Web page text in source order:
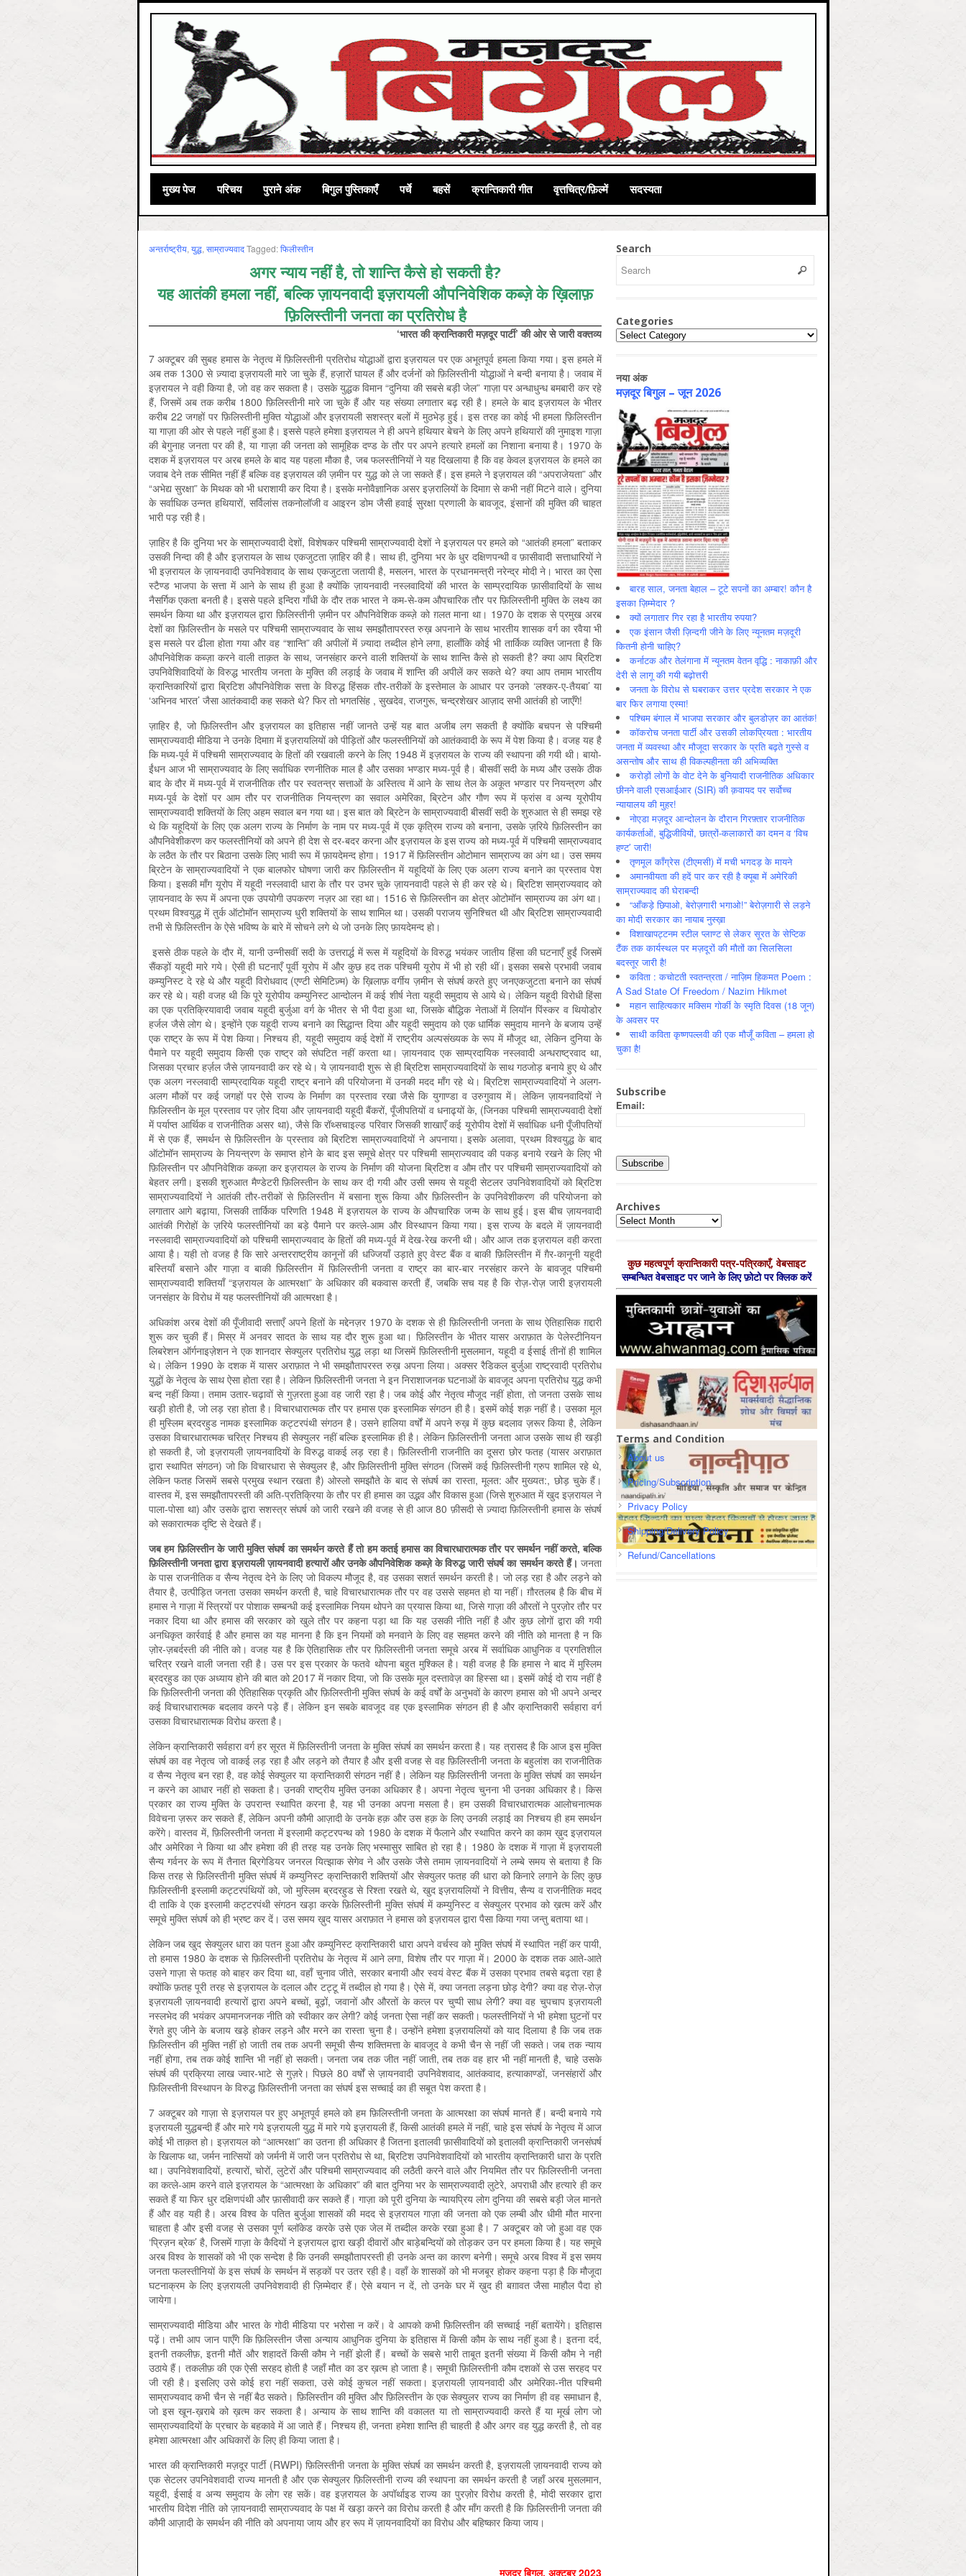
मुख्‍य पेज परिचय पुराने अंक बिगुल पुस्तिकाएँ पर्चे बहसें क्रान्तिकारी गीत वृत्तचित्र/फ़िल्में सदस्यता
अन्तर्राष्ट्रीय, युद्ध, साम्राज्‍यवादTagged:फिलीस्‍तीन
अगर न्याय नहीं है, तो शान्ति कैसे हो सकती है?
यह आतंकी हमला नहीं, बल्कि ज़ायनवादी इज़रायली औपनिवेशिक कब्ज़े के ख़िलाफ़
फ़िलिस्तीनी जनता का प्रतिरोध है
‘भारत की क्रान्तिकारी मज़दूर पार्टी’की ओर सेजारी वक्तव्य
7 अक्टूबर की सुबह हमास के नेतृत्व में फ़िलिस्तीनी प्रतिरोध योद्धाओं द्वारा इज़रायल पर एक अभूतपूर्व हमला किया गया। इस हमले में
अब तक 1300 से ज़्यादा इज़रायली मारे जा चुके हैं, हज़ारों घायल हैं और दर्जनों को फ़िलिस्तीनी योद्धाओं ने बन्दी बनाया है। जवाब में
इज़रायल ने वही किया है, जो वह कर सकता है। उसके युद्धक विमान “दुनिया की सबसे बड़ी जेल” गाज़ा पर अन्धाधुन्ध बमबारी कर रहे
हैं, जिसमें अब तक करीब 1800 फ़िलिस्तीनी मारे जा चुके हैं और यह संख्या लगातार बढ़ रही है। हमले के बाद इज़रायल के भीतर
करीब 22 जगहों पर फ़िलिस्तीनी मुक्ति योद्धाओं और इज़रायली सशस्त्र बलों में मुठभेड़ हुई। इस तरह का कोई भी हमला फ़िलिस्तीन
या गाज़ा की ओर से पहले नहीं हुआ है। इससे पहले हमेशा इज़रायल ने ही अपने हथियार बेचने के लिए अपने हथियारों की नुमाइश गाज़ा
की बेगुनाह जनता पर की है, या गाज़ा की जनता को सामूहिक दण्ड के तौर पर अपने हत्यारे हमलों का निशाना बनाया है। 1970 के
दशक में इज़रायल पर अरब हमले के बाद यह पहला मौका है, जब फलस्तीनियों ने यह दिखलाया है कि वह केवल इज़रायल के हमले का
जवाब देने तक सीमित नहीं हैं बल्कि वह इज़रायल की ज़मीन पर युद्ध को ले जा सकते हैं। इस हमले ने इज़रायल की “अपराजेयता” और
“अभेद्य सुरक्षा” के मिथक को भी धराशायी कर दिया है। इसके मनोवैज्ञानिक असर इज़रालियों के दिमाग़ से कभी नहीं मिटने वाले। दुनिया
के सर्वाधिक उन्नत हथियारों, सर्विलांस तकनोलॉजी व आइरन डोम जैसी हवाई सुरक्षा प्रणाली के बावजूद, इंसानों की मुक्ति की चाहत
भारी पड़ रही है।
ज़ाहिर है कि दुनिया भर के साम्राज्यवादी देशों, विशेषकर पश्चिमी साम्राज्यवादी देशों ने इज़रायल पर हमले को “आतंकी हमला” बताकर
उसकी निन्दा की है और इज़रायल के साथ एकजुटता ज़ाहिर की है। साथ ही, दुनिया भर के धुर दक्षिणपन्थी व फ़ासीवादी सत्ताधारियों ने
भी इज़रायल के ज़ायनवादी उपनिवेशवाद के साथ एकजुटता जतायी है, मसलन, भारत के प्रधानमन्त्री नरेन्द्र मोदी ने। भारत का ऐसा
स्टैण्ड भाजपा के सत्ता में आने के साथ ही हुआ है क्योंकि ज़ायनवादी नस्लवादियों की भारत के साम्प्रदायिक फ़ासीवादियों के साथ
नैसर्गिक एकता बनती है। इससे पहले इन्दिरा गाँधी के दौर तक भारत ने कम-से-कम औपचारिक तौर पर फ़िलिस्तीनी मुक्ति के लक्ष्य का
समर्थन किया था और इज़रायल द्वारा फ़िलिस्तीनी ज़मीन पर औपनिवेशिक कब्ज़े को ग़लत माना था। 1970 के दशक से प्रमुख अरब
देशों का फ़िलिस्तीन के मसले पर पश्चिमी साम्राज्यवाद के साथ समझौतापरस्त रुख़ अपनाने के साथ भारतीय शासक वर्ग का रवैया भी
इस मसले पर ढीला होता गया और वह “शान्ति” की अपीलों में ज़्यादा तब्दील होने लगा, हालाँकि कोई भी तार्किक व्यक्ति जानता है कि
औपनिवेशिक कब्ज़ा करने वाली ताक़त के साथ, जनसंहार करने वाली शक्तियों के साथ शान्ति कैसे हो सकती है? क्या आप ब्रिटिश
उपनिवेशिवादियों के विरुद्ध भारतीय जनता के मुक्ति की लड़ाई के जवाब में शान्ति की अपीलें कर सकते थे? क्या आप तमाम भारतीय
क्रान्तिकारियों द्वारा ब्रिटिश औपनिवेशिक सत्ता के विरुद्ध हिंसक तौर-तरीकों के इस्तेमाल के आधार पर उनको ‘लश्कर-ए-तैयबा’ या
‘अभिनव भारत’ जैसा आतंकवादी कह सकते थे? फिर तो भगतसिंह , सुखदेव, राजगुरू, चन्द्रशेखर आज़ाद सभी आतंकी हो जाएँगे!
ज़ाहिर है, जो फ़िलिस्तीन और इज़रायल का इतिहास नहीं जानते उन्हें यह बात अजीब लग सकती है क्योंकि बचपन से पश्चिमी
साम्राज्यवादी मीडिया ने उनके दिमाग़ में इज़रायलियों को पीड़ितों और फलस्तीनियों को आतंकवादी के रूप में पेश किया है। वजह यह है
कि मध्य-पूर्व में पश्चिमी साम्राज्यवाद के हितों की रखवाली करने के लिए 1948 में इज़रायल के राज्य की स्थापना की गयी थी। बायो-
ईंधन आज भी साम्राज्यवाद के लिए सर्वाधिक रणनीतिक माल है और उसका भण्डार मध्य-पूर्व है। बीसवीं सदी के मध्य और उसके ठीक
बाद के दौर में मध्य-पूर्व में राजनीतिक तौर पर स्वतन्त्र सत्ताओं के अस्तित्व में आने के साथ तेल के अकूत भण्डार पर नियन्त्रण और
मध्य-पूर्व के देशों पर आम तौर पर राजनीतिक नियन्त्रण का सवाल अमेरिका, ब्रिटेन और गौण रूप में फ्रांस व अन्य यूरोपीय
साम्राज्यवादी शक्तियों के लिए अहम सवाल बन गया था। इस बात को ब्रिटेन के साम्राज्यवादी बीसवीं सदी के शुरुआत से ही समझ रहे
थे कि यहूदियों के लिए एक अलग राज्य के निर्माण के नाम पर मध्य-पूर्व में एक कृत्रिम राज्य को बनाना, उसके ज़रिये फ़िलिस्तीन का
औपनिवेशीकरण कर फलस्तीनियों को अपने ही देश से दर-बदर करना और इज़रायल के इस राज्य को मध्य-पूर्व में पश्चिमी साम्राज्यवाद
के लठैत के तौर पर बिठाना उसके लिए भावी रूप में फ़ायदेमन्द होगा। 1917 में फ़िलिस्तीन ओटोमान साम्राज्य का अंग था। उस समय
ब्रिटेन के साम्राज्यवादियों ने एक बालफोर घोषणा जारी कर फ़िलिस्तीन में यहूदियों के लिए एक अलग राज्य बनाने का प्रस्ताव पेश
किया। इसकी माँग यूरोप में यहूदी नस्लवादी धारा के तौर पर उभर चुके ज़ायनवादी पहले से ही कर रहे थे। ब्रिटिश साम्राज्यवाद को
ज़ायनवाद के रूप में अपना एक उपयोगी उपकरण नज़र आ रहा था। 1516 से फ़िलिस्तीन का क्षेत्र ओटोमॉन साम्राज्य का अंग था।
प्रथम विश्वयुद्ध में तुर्क ऑटोमॉन साम्राज्य धुरी शक्तियों के साथ शामिल था। उसकी पराजय सुनिश्चित थी और ब्रिटिश साम्राज्यवादी
तभी से फ़िलिस्तीन के ऐसे भविष्य के बारे में सोचने लगे थे जो उनके लिए फ़ायदेमन्द हो।
इससे ठीक पहले के दौर में, यानी उन्नीसवीं सदी के उत्तरार्द्ध में रूस में यहूदियों के विरुद्ध भयंकर जातीय हिंसा की घटनाएँ हुईं जिसमें
सैंकड़ों यहूदी मारे गये। ऐसी ही घटनाएँ पूर्वी यूरोप में और कुछ हद तक पश्चिमी यूरोप में भी हो रही थीं। इसका सबसे प्रभावी जवाब
कम्युनिस्ट दे रहे थे और यहूदी विरोधवाद (एण्टी सेमिटिज़्म) के ख़िलाफ़ वर्गीय ज़मीन से संघर्ष करते हुए जनएकजुटता बनाने का संघर्ष
कर रहे थे। यही वजह थी कि पूरे यूरोपीय कम्युनिस्ट आन्दोलन में कई शीर्ष नेता यहूदी समुदाय से आये थे। लेकिन यहूदी विरोधी हिंसा
का एक प्रतिक्रियावादी जवाब यहूदी बुर्जुआ वर्ग के भीतर से भी पैदा हुआ था, जिसके बौद्धिक नेताओं में लियॉन पिंस्कर व थियोडोर
हर्जल जैसे लोग थे। इन्होंने एक यहूदी राज्य बनाने का सिद्धान्त दिया और यहूदी समुदाय को एक धार्मिक समुदाय मानने के बजाय उन्हें
एक राष्ट्र के रूप में पेश किया। निश्चय ही, यहूदी समुदाय कई देशों में राष्ट्रीय अल्पसंख्यक के रूप में मौजूद था, लेकिन दुनिया के
पैमाने पर यहूदी समुदाय किसी एक राष्ट्र को संघटित नहीं करता था। ज़ायनवाद एक साम्प्रदायिक नस्लवादी अन्धराष्ट्रवाद था,
जिसका प्रचार हर्ज़ल जैसे ज़ायनवादी कर रहे थे। ये ज़ायनवादी शुरू से ही ब्रिटिश साम्राज्यवादियों के साथ गठजोड़ बनाये हुए थे और
एक अलग नस्लवादी साम्प्रदायिक यहूदी राष्ट्र बनाने की परियोजना में उनकी मदद माँग रहे थे। ब्रिटिश साम्राज्यवादियों ने अलग-
अलग मौकों पर कई जगहों पर ऐसे राज्य के निर्माण का प्रस्ताव रखा जैसे कि युगाण्डा व उरुगुवाय में। लेकिन ज़ायनवादियों ने
फ़िलिस्तीन के मूल प्रस्ताव पर ज़ोर दिया और ज़ायनवादी यहूदी बैंकरों, पूँजीपतियों व धनाढ्यों के, (जिनका पश्चिमी साम्राज्यवादी देशों
में पर्याप्त आर्थिक व राजनीतिक असर था), जैसे कि रॉथ्सचाइल्ड परिवार जिसकी शाखाएँ कई यूरोपीय देशों में सर्वाधिक धनी पूँजीपतियों
में से एक हैं, समर्थन से फ़िलिस्तीन के प्रस्ताव को ब्रिटिश साम्राज्यवादियों ने अपनाया। इसके अलावा, प्रथम विश्वयुद्ध के बाद
ऑटोमॉन साम्राज्य के नियन्त्रण के समाप्त होने के बाद इस समूचे क्षेत्र पर पश्चिमी साम्राज्यवाद की पकड़ बनाये रखने के लिए भी
फ़िलिस्तीन पर औपनिवेशिक कब्ज़ा कर इज़रायल के राज्य के निर्माण की योजना ब्रिटिश व औम तौर पर पश्चिमी साम्राज्यवादियों को
बेहतर लगी। इसकी शुरुआत मैण्डेटरी फ़िलिस्तीन के साथ कर दी गयी और उसी समय से यहूदी सेटलर उपनिवेशवादियों को ब्रिटिश
साम्राज्यवादियों ने आतंकी तौर-तरीकों से फ़िलिस्तीन में बसाना शुरू किया और फ़िलिस्तीन के उपनिवेशीकरण की परियोजना को
लगातार आगे बढ़ाया, जिसकी तार्किक परिणति 1948 में इज़रायल के राज्य के औपचारिक जन्म के साथ हुई। इस बीच ज़ायनवादी
आतंकी गिरोहों के ज़रिये फलस्तीनियों का बड़े पैमाने पर कत्ले-आम और विस्थापन किया गया। इस राज्य के बदले में ज़ायनवादी
नस्लवादी साम्राज्यवादियों को पश्चिमी साम्राज्यवाद के हितों की मध्य-पूर्व में देख-रेख करनी थी। और आज तक इज़रायल वही करता
आया है। यही तो वजह है कि सारे अन्तरराष्ट्रीय कानूनों की धज्जियाँ उड़ाते हुए वेस्ट बैंक व बाकी फ़िलिस्तीन में ग़ैर-कानूनी यहूदी
बस्तियाँ बसाने और गाज़ा व बाकी फ़िलिस्तीन में फ़िलिस्तीनी जनता व राष्ट्र का बार-बार नरसंहार करने के बावजूद पश्चिमी
साम्राज्यवादी शक्तियाँ “इज़रायल के आत्मरक्षा” के अधिकार की बकवास करती हैं, जबकि सच यह है कि रोज़-रोज़ जारी इज़रायली
जनसंहार के विरोध में यह फलस्तीनियों की आत्मरक्षा है।
अधिकांश अरब देशों की पूँजीवादी सत्ताएँ अपने हितों के मद्देनज़र 1970 के दशक से ही फ़िलिस्तीनी जनता के साथ ऐतिहासिक ग़द्दारी
शुरू कर चुकी हैं। मिस्र में अनवर सादत के साथ यह दौर शुरू हुआ था। फ़िलिस्तीन के भीतर यासर अराफ़ात के पेलेस्टीनियन
लिबरेशन ऑर्गनाइज़ेशन ने एक शानदार सेक्युलर प्रतिरोध युद्ध लड़ा था जिसमें फ़िलिस्तीनी मुसलमान, यहूदी व ईसाई तीनों ही शामिल
थे। लेकिन 1990 के दशक में यासर अराफ़ात ने भी समझौतापरस्त रुख़ अपना लिया। अक्सर रैडिकल बुर्जुआ राष्ट्रवादी प्रतिरोध
युद्धों के नेतृत्व के साथ ऐसा होता रहा है। लेकिन फ़िलिस्तीनी जनता ने इन निराशाजनक घटनाओं के बावजूद अपना प्रतिरोध युद्ध कभी
बन्द नहीं किया। तमाम उतार-चढ़ावों से गुज़रता हुआ वह जारी रहा है। जब कोई और नेतृत्व मौजूद नहीं होता, तो जनता उसके साथ
खड़ी होती है, जो लड़ रहा होता है। विचारधारात्मक तौर पर हमास एक इस्लामिक संगठन ही है। इसमें कोई शक़ नहीं है। उसका मूल
ही मुस्लिम ब्रदरहुड नामक इस्लामिक कट्टरपंथी संगठन है। उसने हालिया वर्षों में अपने रुख़ में कुछ बदलाव ज़रूर किया है, लेकिन
उसका विचारधारात्मक चरित्र निश्चय ही सेक्युलर नहीं बल्कि इस्लामिक ही है। लेकिन फ़िलिस्तीनी जनता आज उसके साथ ही खड़ी
हो सकती है, जो इज़रायली ज़ायनवादियों के विरुद्ध वाकई लड़ रहा है। फ़िलिस्तीनी राजनीति का दूसरा छोर फतह (यासर अराफ़ात
द्वारा स्थापित संगठन) जो कि विचारधारा से सेक्युलर है, और फ़िलिस्तीनी मुक्ति संगठन (जिसमें कई फ़िलिस्तीनी ग्रुप शामिल रहे थे,
लेकिन फतह जिसमें सबसे प्रमुख स्थान रखता है) ओस्लो समझौते के बाद से संघर्ष का रास्ता, मूलत: और मुख्यत:, छोड़ चुके हैं।
वास्तव में, इस समझौतापरस्ती की अति-प्रतिक्रिया के तौर पर ही हमास का उद्भव और विकास हुआ (जिसे शुरुआत में खुद इज़रायल ने
पाला-पोसा था) और उसके द्वारा सशस्त्र संघर्ष को जारी रखने की वजह से ही आज 80 फ़ीसदी से ज़्यादा फ़िलिस्तीनी हमास के संघर्ष
को सकारात्मक दृष्टि से देखते हैं।
जब हम फ़िलिस्तीन के जारी मुक्ति संघर्ष का समर्थन करते हैं तो हम कतई हमास का विचारधारात्मक तौर पर समर्थन नहीं करते,बल्कि
फ़िलिस्तीनी जनता द्वारा इज़रायली ज़ायनवादी हत्यारों और उनके औपनिवेशिक कब्ज़े के विरुद्ध जारी संघर्ष का समर्थन करते हैं। जनता
के पास राजनीतिक व सैन्य नेतृत्व देने के लिए जो विकल्प मौजूद है, वह उसका सशर्त समर्थन करती है। जो लड़ रहा है और लड़ने को
तैयार है, उत्पीड़ित जनता उसका समर्थन करती है, चाहे विचारधारात्मक तौर पर वह उससे सहमत हो या नहीं। ग़ौरतलब है कि बीच में
हमास ने गाज़ा में स्त्रियों पर पोशाक सम्बन्धी कई इस्लामिक नियम थोपने का प्रयास किया था, जिसे गाज़ा की औरतों ने पुरज़ोर तौर पर
नकार दिया था और हमास की सरकार को खुले तौर पर कहना पड़ा था कि यह उसकी नीति नहीं है और कुछ लोगों द्वारा की गयी
अनधिकृत कार्रवाई है और हमास का यह मानना है कि इन नियमों को मनवाने के लिए वह सहमत करने की नीति को मानता है न कि
ज़ोर-ज़बर्दस्ती की नीति को। वजह यह है कि ऐतिहासिक तौर पर फ़िलिस्तीनी जनता समूचे अरब में सर्वाधिक आधुनिक व प्रगतिशील
चरित्र रखने वाली जनता रही है। उस पर इस प्रकार के फतवे थोपना बहुत मुश्किल है। यही वजह है कि हमास ने बाद में मुस्लिम
ब्रदरहुड का एक अध्याय होने की बात को 2017 में नकार दिया, जो कि उसके मूल दस्तावेज़ का हिस्सा था। इसमें कोई दो राय नहीं है
कि फ़िलिस्तीनी जनता की ऐतिहासिक प्रकृति और फ़िलिस्तीनी मुक्ति संघर्ष के कई वर्षों के अनुभवों के कारण हमास को भी अपने अन्दर
कई विचारधारात्मक बदलाव करने पड़े हैं। लेकिन इन सबके बावजूद वह एक इस्लामिक संगठन ही है और क्रान्तिकारी सर्वहारा वर्ग
उसका विचारधारात्मक विरोध करता है।
लेकिन क्रान्तिकारी सर्वहारा वर्ग हर सूरत में फ़िलिस्तीनी जनता के मुक्ति संघर्ष का समर्थन करता है। यह त्रासद है कि आज इस मुक्ति
संघर्ष का वह नेतृत्व जो वाकई लड़ रहा है और लड़ने को तैयार है और इसी वजह से वह फ़िलिस्तीनी जनता के बहुलांश का राजनीतिक
व सैन्य नेतृत्व बन रहा है, वह कोई सेक्युलर या क्रान्तिकारी संगठन नहीं है। लेकिन यह फ़िलिस्तीनी जनता के मुक्ति संघर्ष का समर्थन
न करने का आधार नहीं हो सकता है। उनकी राष्ट्रीय मुक्ति उनका अधिकार है। अपना नेतृत्व चुनना भी उनका अधिकार है। किस
प्रकार का राज्य मुक्ति के उपरान्त स्थापित करना है, यह भी उनका अपना मसला है। हम उसकी विचारधारात्मक आलोचनात्मक
विवेचना ज़रूर कर सकते हैं, लेकिन अपनी कौमी आज़ादी के उनके हक़ और उस हक़ के लिए उनकी लड़ाई का निश्चय ही हम समर्थन
करेंगे। वास्तव में, फ़िलिस्तीनी जनता में इस्लामी कट्टरपन्थ को 1980 के दशक में फैलाने और स्थापित करने का काम ख़ुद इज़रायल
और अमेरिका ने किया था और हमेशा की ही तरह यह उनके लिए भस्मासुर साबित हो रहा है। 1980 के दशक में गाज़ा में इज़रायली
सैन्य गर्वनर के रूप में तैनात ब्रिगेडियर जनरल यित्झाक सेगेव ने और उसके जैसे तमाम ज़ायनवादियों ने लम्बे समय से बताया है कि
किस तरह से फ़िलिस्तीनी मुक्ति संघर्ष में कम्युनिस्ट क्रान्तिकारी शक्तियों और सेक्युलर फतह की धारा को किनारे लगाने के लिए कुछ
फ़िलिस्तीनी इस्लामी कट्टरपंथियों को, जो मुस्लिम ब्रदरहुड से रिश्ता रखते थे, खुद इज़रायलियों ने वित्तीय, सैन्य व राजनीतिक मदद
दी ताकि वे एक इस्लामी कट्टरपंथी संगठन खड़ा करके फ़िलिस्तीनी मुक्ति संघर्ष में कम्युनिस्ट व सेक्युलर प्रभाव को ख़त्म करें और
समूचे मुक्ति संघर्ष को ही भ्रष्ट कर दें। उस समय ख़ुद यासर अराफ़ात ने हमास को इज़रायल द्वारा पैसा किया गया जन्तु बताया था।
लेकिन जब खुद सेक्युलर धारा का पतन हुआ और कम्युनिस्ट क्रान्तिकारी धारा अपने वर्चस्व को मुक्ति संघर्ष में स्थापित नहीं कर पायी,
तो हमास 1980 के दशक से फ़िलिस्तीनी प्रतिरोध के नेतृत्व में आने लगा, विशेष तौर पर गाज़ा में। 2000 के दशक तक आते-आते
उसने गाज़ा से फतह को बाहर कर दिया था, वहाँ चुनाव जीते, सरकार बनायी और स्वयं वेस्ट बैंक में उसका प्रभाव तबसे बढ़ता रहा है
क्योंकि फ़तह पूरी तरह से इज़रायल के दलाल और टट्टू में तब्दील हो गया है। ऐसे में, क्या जनता लड़ना छोड़ देगी? क्या वह रोज़-रोज़
इज़रायली ज़ायनवादी हत्यारों द्वारा अपने बच्चों, बूढ़ों, जवानों और औरतों के कत्ल पर चुप्पी साध लेगी? क्या वह चुपचाप इज़रायली
नस्लभेद की भयंकर अपमानजनक नीति को स्वीकार कर लेगी? कोई जनता ऐसा नहीं कर सकती। फलस्तीनियों ने भी हमेशा घुटनों पर
रेंगते हुए जीने के बजाय खड़े होकर लड़ने और मरने का रास्ता चुना है। उन्होंने हमेशा इज़रायलियों को याद दिलाया है कि जब तक
फ़िलिस्तीन की मुक्ति नहीं हो जाती तब तक अपनी समूची सैन्य शक्तिमत्ता के बावजूद वे कभी चैन से नहीं जी सकते। जब तक न्याय
नहीं होगा, तब तक कोई शान्ति भी नहीं हो सकती। जनता जब तक जीत नहीं जाती, तब तक वह हार भी नहीं मानती है, चाहे उसके
संघर्ष की प्रक्रिया लाख ज्वार-भाटे से गुज़रे। पिछले 80 वर्षों से ज़ायनवादी उपनिवेशवाद, आतंकवाद, हत्याकाण्डों, जनसंहारों और
फ़िलिस्तीनी विस्थापन के विरुद्ध फ़िलिस्तीनी जनता का संघर्ष इस सच्चाई का ही सबूत पेश करता है।
7 अक्टूबर को गाज़ा से इज़रायल पर हुए अभूतपूर्व हमले को हम फ़िलिस्तीनी जनता के आत्मरक्षा का संघर्ष मानते हैं। बन्दी बनाये गये
इज़रायली युद्धबन्दी हैं और मारे गये इज़रायली युद्ध में मारे गये इज़रायली हैं, किसी आतंकी हमले में नहीं, चाहे इस संघर्ष के नेतृत्व में आज
कोई भी ताक़त हो। इज़रायल को “आत्मरक्षा” का उतना ही अधिकार है जितना इतालवी फ़ासीवादियों को इतालवी क्रान्तिकारी जनसंघर्ष
के खिलाफ था, जर्मन नात्सियों को जर्मनी में जारी जन प्रतिरोध से था, ब्रिटिश उपनिवेशवादियों को भारतीय क्रान्तिकारी धारा के प्रति
था। उपनिवेशवादियों, हत्यारों, चोरों, लुटेरों और पश्चिमी साम्राज्यवाद की लठैती करने वाले और नियमित तौर पर फ़िलिस्तीनी जनता
का कत्ले-आम करने वाले इज़रायल के “आत्मरक्षा के अधिकार” की बात दुनिया भर के साम्राज्यवादी लुटेरे, अपराधी और हत्यारे ही कर
सकते हैं या फिर धुर दक्षिणपंथी और फ़ासीवादी कर सकते हैं। गाज़ा को पूरी दुनिया के न्यायप्रिय लोग दुनिया की सबसे बड़ी जेल मानते
हैं और वह यही है। अरब विश्व के पतित बुर्जुआ शासकों की मदद से इज़रायल गाज़ा की जनता को एक लम्बी और धीमी मौत मारना
चाहता है और इसी वजह से उसका पूर्ण ब्लॉकेड करके उसे एक जेल में तब्दील करके रखा हुआ है। 7 अक्टूबर को जो हुआ वह एक
‘प्रिज़न ब्रेक’ है, जिसमें गाज़ा के कैदियों ने इज़रायल द्वारा खड़ी दीवारों और बाड़ेबन्दियों को तोड़कर उन पर हमला किया है। यह समूचे
अरब विश्व के शासकों को भी एक सन्देश है कि उनकी समझौतापरस्ती ही उनके अन्त का कारण बनेगी। समूचे अरब विश्व में इस समय
जनता फलस्तीनियों के इस संघर्ष के समर्थन में सड़कों पर उतर रही है। वहाँ के शासकों को भी मजबूर होकर कहना पड़ा है कि मौजूदा
घटनाक्रम के लिए इज़रायली उपनिवेशवादी ही ज़िम्मेदार हैं। ऐसे बयान न दें, तो उनके घर में ख़ुद ही बग़ावत जैसा माहौल पैदा हो
जायेगा।
साम्राज्यवादी मीडिया और भारत के गोदी मीडिया पर भरोसा न करें। वे आपको कभी फ़िलिस्तीन की सच्चाई नहीं बतायेंगे। इतिहास
पढ़ें। तभी आप जान पाएँगे कि फ़िलिस्तीन जैसा अन्याय आधुनिक दुनिया के इतिहास में किसी कौम के साथ नहीं हुआ है। इतना दर्द,
इतनी तकलीफ़, इतनी मौतें और शहादतें किसी कौम ने नहीं झेली हैं। बच्चों के सबसे भारी ताबूत इतनी संख्या में किसी कौम ने नहीं
उठाये हैं। तकलीफ़ की एक ऐसी सरहद होती है जहाँ मौत का डर ख़त्म हो जाता है। समूची फ़िलिस्तीनी कौम दशकों से उस सरहद पर
जी रही है। इसलिए उसे कोई हरा नहीं सकता, उसे कोई कुचल नहीं सकता। इज़रायली ज़ायनवादी और अमेरिका-नीत पश्चिमी
साम्राज्यवाद कभी चैन से नहीं बैठ सकते। फ़िलिस्तीन की मुक्ति और फ़िलिस्तीन के एक सेक्युलर राज्य का निर्माण ही वह समाधान है,
जो इस खून-ख़राबे को ख़त्म कर सकता है। अन्याय के साथ शान्ति की वकालत या तो साम्राज्यवादी करते हैं या मूर्ख लोग जो
साम्राज्यवादियों के प्रचार के बहकावे में आ जाते हैं। निश्चय ही, जनता हमेशा शान्ति ही चाहती है और अगर वह युद्ध करती है, तो वह
हमेशा आत्मरक्षा और अधिकारों के लिए ही किया जाता है।
भारत की क्रान्तिकारी मज़दूर पार्टी (RWPI) फ़िलिस्तीनी जनता के मुक्ति संघर्ष का समर्थन करती है, इज़रायली ज़ायनवादी राज्य को
एक सेटलर उपनिवेशवादी राज्य मानती है और एक सेक्युलर फ़िलिस्तीनी राज्य की स्थापना का समर्थन करती है जहाँ अरब मुसलमान,
यहूदी, ईसाई व अन्य समुदाय के लोग रह सकें। वह इज़रायल के अपॉर्थाइड राज्य का पुरज़ोर विरोध करती है, मोदी सरकार द्वारा
भारतीय विदेश नीति को ज़ायनवादी साम्राज्यवाद के पक्ष में खड़ा करने का विरोध करती है और माँग करती है कि फ़िलिस्तीनी जनता की
कौमी आज़ादी के समर्थन की नीति को अपनाया जाय और हर रूप में ज़ायनवादियों का विरोध और बहिष्कार किया जाय।
मज़दूर बिगुल, अक्टूबर 2023
Search
Categories
Categories
नया अंक
मज़दूर बिगुल – जून 2026
बारह साल, जनता बेहाल – टूटे सपनों का अम्बार! कौन है
इसका ज़िम्मेदार ?
क्यों लगातार गिर रहा है भारतीय रुपया?
एक इंसान जैसी ज़िन्दगी जीने के लिए न्यूनतम मज़दूरी
कितनी होनी चाहिए?
कर्नाटक और तेलंगाना में न्यूनतम वेतन वृद्धि : नाकाफ़ी और
देरी से लागू की गयी बढ़ोत्तरी
जनता के विरोध से घबराकर उत्तर प्रदेश सरकार ने एक
बार फिर लगाया एस्मा!
पश्चिम बंगाल में भाजपा सरकार और बुलडोज़र का आतंक!
कॉकरोच जनता पार्टी और उसकी लोकप्रियता : भारतीय
जनता में व्‍यवस्‍था और मौजूदा सरकार के प्रति बढ़ते गुस्‍से व
असन्‍तोष और साथ ही विकल्‍पहीनता की अभिव्‍यक्ति
करोड़ों लोगों के वोट देने के बुनियादी राजनीतिक अधिकार
छीनने वाली एसआईआर (SIR) की क़वायद पर सर्वोच्च
न्यायालय की मुहर!
नोएडा मज़दूर आन्दोलन के दौरान गिरफ़्तार राजनीतिक
कार्यकर्ताओं, बुद्धिजीवियों, छात्रों-कलाकारों का दमन व ‘विच
हण्ट’ जारी!
तृणमूल काँग्रेस (टीएमसी) में मची भगदड़ के मायने
अमानवीयता की हदें पार कर रही है क्यूबा में अमेरिकी
साम्राज्यवाद की घेराबन्दी
“आँकड़े छिपाओ, बेरोज़गारी भगाओ!” बेरोज़गारी से लड़ने
का मोदी सरकार का नायाब नुस्ख़ा
विशाखापट्टनम स्टील प्लाण्ट से लेकर सूरत के सेप्टिक
टैंक तक कार्यस्थल पर मज़दूरों की मौतों का सिलसिला
बदस्तूर जारी है!
कविता : कचोटती स्वतन्त्रता / नाज़िम हिकमत Poem :
A Sad State Of Freedom / Nazim Hikmet
महान साहित्यकार मक्सिम गोर्की के स्मृति दिवस (18 जून)
के अवसर पर
साथी कविता कृष्णपल्लवी की एक मौजूँ कविता – हमला हो
चुका है!
Subscribe
Email:
Archives
Archives
कुछ महत्‍वपूर्ण क्रान्तिकारी पत्र-पत्रिकाएँ, वेबसाइट
सम्‍बन्धित वेबसाइट पर जाने के लिए फ़ोटो पर क्लिक करें
Terms and Condition
About us
Pricing/Subscription
Privacy Policy
Shipping/Delivery Policy
Refund/Cancellations